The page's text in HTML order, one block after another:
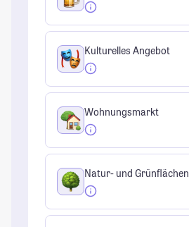
Kulturelles Angebot
Wohnungsmarkt
Natur- und Grünflächen